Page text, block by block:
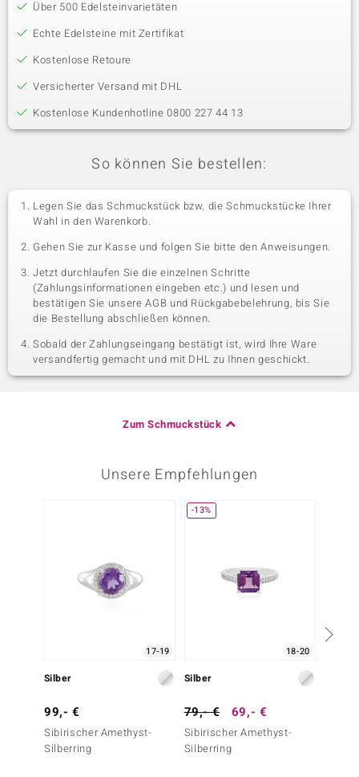
Über 500 Edelsteinvarietäten
Echte Edelsteine mit Zertifikat
Kostenlose Retoure
Versicherter Versand mit DHL
Kostenlose Kundenhotline 0800 227 44 13
So können Sie bestellen:
Legen Sie das Schmuckstück bzw. die Schmuckstücke Ihrer
Wahl in den Warenkorb.
Gehen Sie zur Kasse und folgen Sie bitte den Anweisungen.
Jetzt durchlaufen Sie die einzelnen Schritte
(Zahlungsinformationen eingeben etc.) und lesen und
bestätigen Sie unsere AGB und Rückgabebelehrung, bis Sie
die Bestellung abschließen können.
Sobald der Zahlungseingang bestätigt ist, wird Ihre Ware
versandfertig gemacht und mit DHL zu Ihnen geschickt.
Zum Schmuckstück
Unsere Empfehlungen
17-19
Silber
99,- €
Sibirischer Amethyst-
Silberring
-13%
18-20
Silber
79,- € 69,- €
Sibirischer Amethyst-
Silberring